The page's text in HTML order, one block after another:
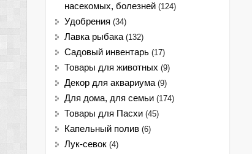
насекомых, болезней (124)
Удобрения (34)
Лавка рыбака (132)
Садовый инвентарь (17)
Товары для животных (9)
Декор для аквариума (9)
Для дома, для семьи (174)
Товары для Пасхи (45)
Капельный полив (6)
Лук-севок (4)